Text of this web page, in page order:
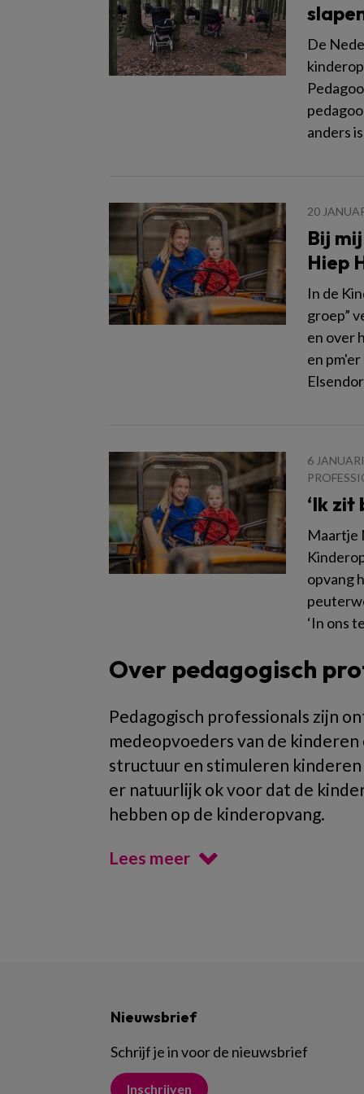
De
anders
20
Bij
Hiep
In de
groep”
en over
en
6
‘Ik zit
Maartje
opvang
‘In ons
Over pedagogisch
Pedagogisch professionals zijn
medeopvoeders van de
structuur en stimuleren
er natuurlijk ok voor dat de
hebben op de kinderopvang.
Lees meer
Nieuwsbrief
Schrijf je in voor de nieuwsbrief
Inschrijven